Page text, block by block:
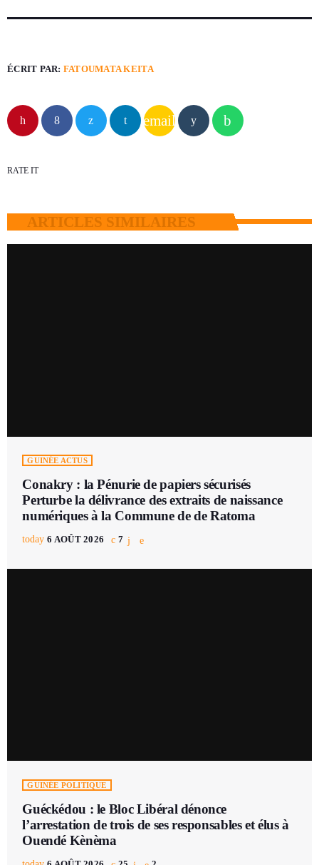
ÉCRIT PAR: FATOUMATA KEITA
email
RATE IT
ARTICLES SIMILAIRES
GUINÉE ACTUS
Conakry : la Pénurie de papiers sécurisés
Perturbe la délivrance des extraits de naissance
numériques à la Commune de de Ratoma
today 6 AOÛT 2026 7
GUINÉE POLITIQUE
Guéckédou : le Bloc Libéral dénonce
l’arrestation de trois de ses responsables et élus à
Ouendé Kènèma